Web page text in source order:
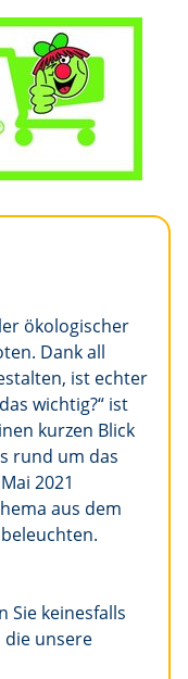
ökologischer
Dank all
ist echter
wichtig?“ ist
kurzen Blick
rund um das
2021
aus dem
Sie keinesfalls
die unsere